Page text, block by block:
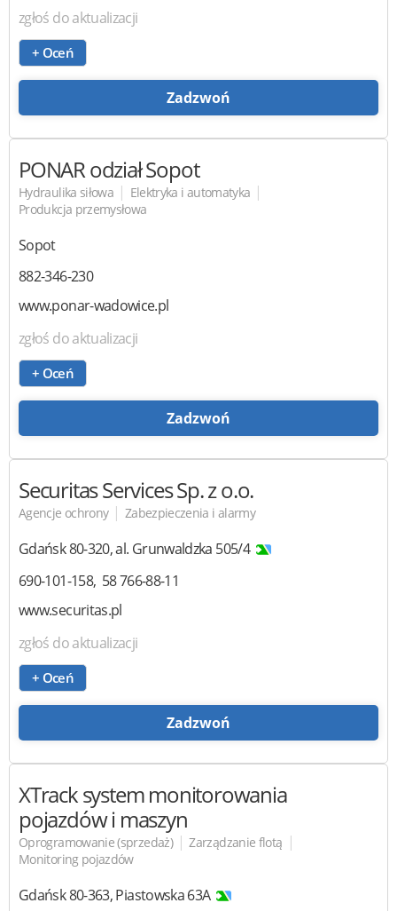
zgłoś do aktualizacji
+ Oceń
Zadzwoń
PONARodział Sopot
Hydraulika siłowa | Elektryka i automatyka |
Produkcja przemysłowa
Sopot
882-346-230
www.ponar-wadowice.pl
zgłoś do aktualizacji
+ Oceń
Zadzwoń
Securitas Services Sp. z o.o.
Agencje ochrony | Zabezpieczenia i alarmy
Gdańsk80-320,al. Grunwaldzka 505/4
690-101-158 58 766-88-11
www.securitas.pl
zgłoś do aktualizacji
+ Oceń
Zadzwoń
XTracksystem monitorowania
pojazdów i maszyn
Oprogramowanie (sprzedaż) | Zarządzanie flotą |
Monitoring pojazdów
Gdańsk80-363,Piastowska 63A